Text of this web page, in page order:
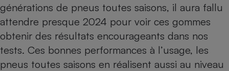
générations de pneus toutes saisons, il aura fallu
attendre presque 2024 pour voir ces gommes
obtenir des résultats encourageants dans nos
tests. Ces bonnes performances à l’usage, les
pneus toutes saisons en réalisent aussi au niveau